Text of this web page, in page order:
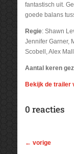
fantastisch uit.
goede balans
Regie: Shawn
Jennifer Garner,
Scobell, Alex
Aantal keren
Bekijk de trailer
0 reacties
← vorige